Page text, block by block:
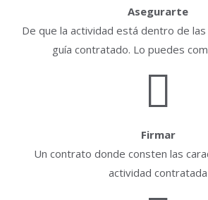
Asegurarte
De que la actividad está dentro de
guía contratado. Lo puedes
Firmar
Un contrato donde consten las
actividad contratada